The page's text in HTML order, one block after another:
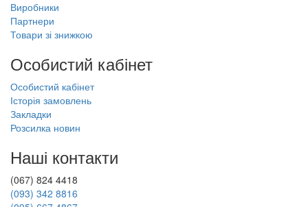
Виробники
Партнери
Товари зі знижкою
Особистий кабінет
Особистий кабінет
Історія замовлень
Закладки
Розсилка новин
Наші контакти
(067) 824 4418
(093) 342 8816